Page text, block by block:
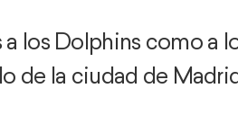
a los Dolphins como a
de la ciudad de